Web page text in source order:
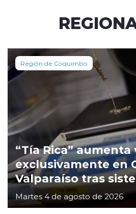
Región de Coquimbo
“Tía Rica”
exclusivamente en
Valparaíso tras
Martes 4 de agosto de 2026